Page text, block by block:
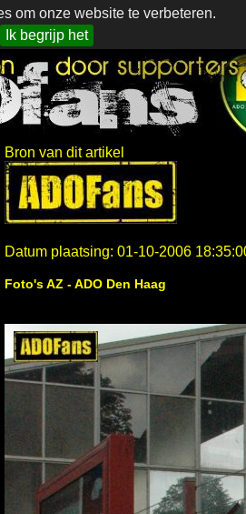
om onze website te verbeteren.
Ik begrijp het
Bron van dit artikel
Datum plaatsing: 01-10-2006
Foto's AZ - ADO Den Haag